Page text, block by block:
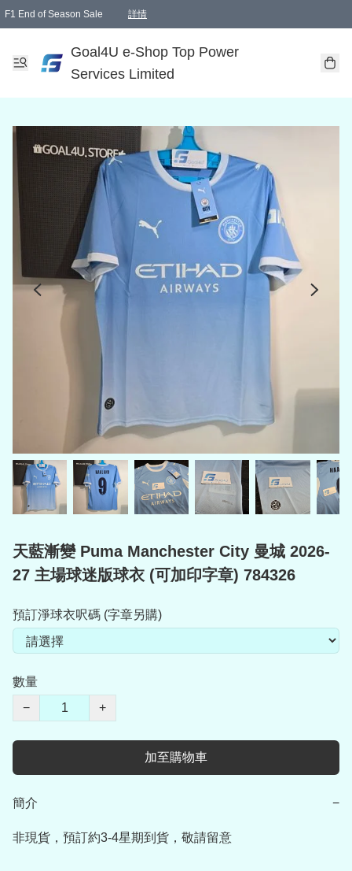
F1 End of Season Sale 詳情
Goal4U e-Shop Top Power
Services Limited
天藍漸變 Puma Manchester City 曼城 2026-
27 主場球迷版球衣 (可加印字章) 784326
預訂淨球衣呎碼 (字章另購)
數量
−
+
加至購物車
簡介 −
非現貨，預訂約3-4星期到貨，敬請留意